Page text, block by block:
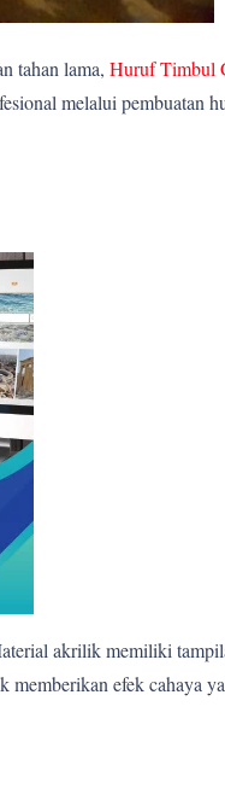
tahan lama, Huruf Timbul
melalui pembuatan
akrilik memiliki
efek cahaya